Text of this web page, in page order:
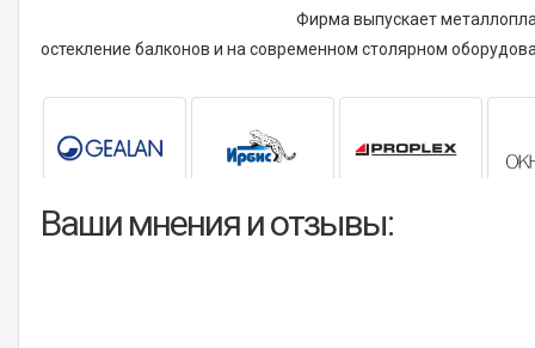
Фирма выпускает
остекление балконов и на современном столярном
Ваши мнения и отзывы: